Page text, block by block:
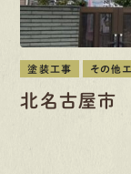
塗装工事 その他
北名古屋